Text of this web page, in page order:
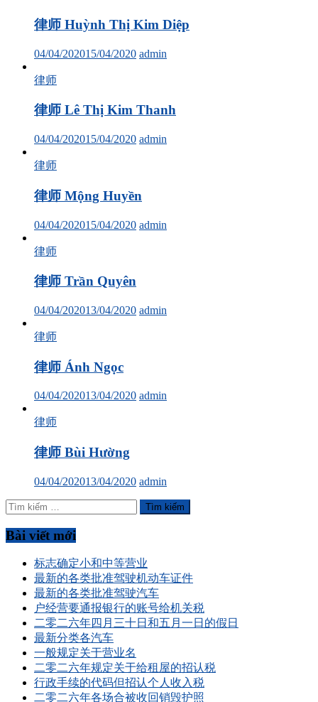
律师 Huỳnh Thị Kim Diệp
04/04/202015/04/2020 admin
律师
律师 Lê Thị Kim Thanh
04/04/202015/04/2020 admin
律师
律师 Mộng Huyền
04/04/202015/04/2020 admin
律师
律师 Trần Quyên
04/04/202013/04/2020 admin
律师
律师 Ánh Ngọc
04/04/202013/04/2020 admin
律师
律师 Bùi Hường
04/04/202013/04/2020 admin
Tìm
kiếm
cho:
Bài viết mới
标志确定小和中等营业
最新的各类批准驾驶机动车证件
最新的各类批准驾驶汽车
户经营要通报银行的账号给机关税
二零二六年四月三十日和五月一日的假日
最新分类各汽车
一般规定关于营业名
二零二六年规定关于给租屋的招认税
行政手续的代码但招认个人收入税
二零二六年各场合被收回销毁护照